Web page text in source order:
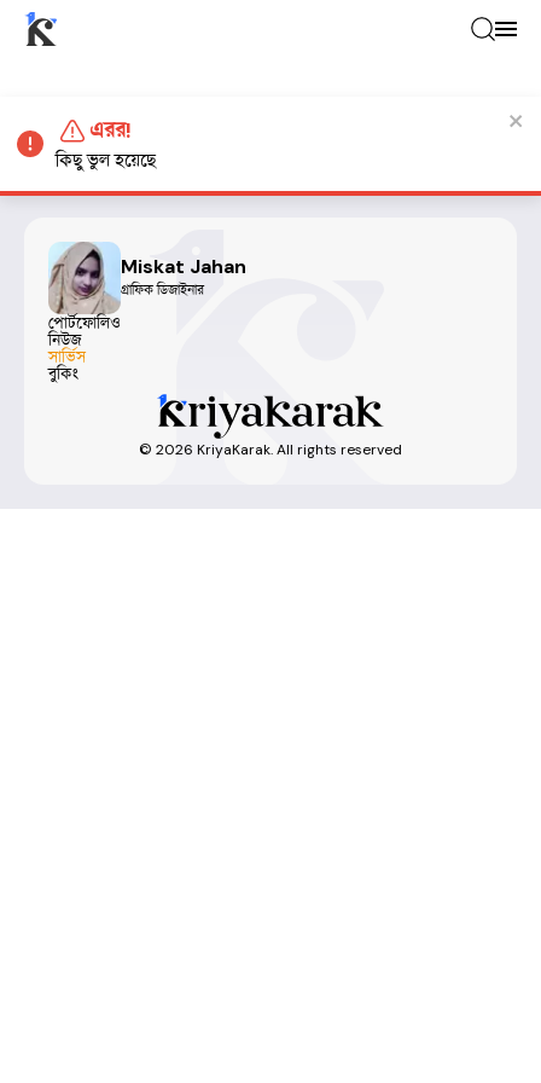
Miskat Jahan
গ্রাফিক ডিজাইনার
পোর্টফোলিও
নিউজ
সার্ভিস
বুকিং
© 2026 KriyaKarak. All rights reserved
এরর!
কিছু ভুল হয়েছে